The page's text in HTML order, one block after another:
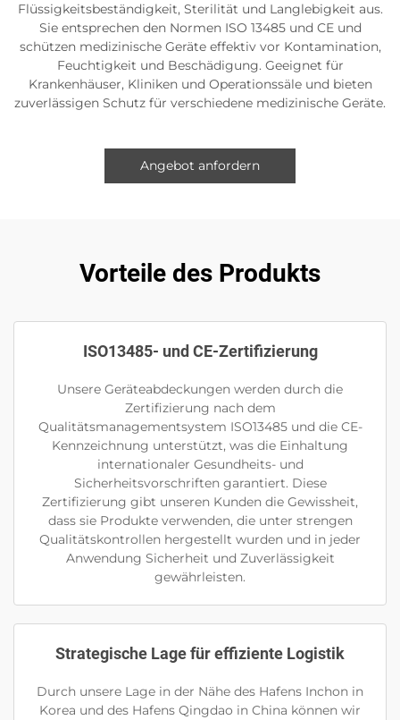
Flüssigkeitsbeständigkeit, Sterilität und Langlebigkeit aus.
Sie entsprechen den Normen ISO 13485 und CE und
schützen medizinische Geräte effektiv vor Kontamination,
Feuchtigkeit und Beschädigung. Geeignet für
Krankenhäuser, Kliniken und Operationssäle und bieten
zuverlässigen Schutz für verschiedene medizinische Geräte.
Angebot anfordern
Vorteile des Produkts
ISO13485- und CE-Zertifizierung
Unsere Geräteabdeckungen werden durch die
Zertifizierung nach dem
Qualitätsmanagementsystem ISO13485 und die CE-
Kennzeichnung unterstützt, was die Einhaltung
internationaler Gesundheits- und
Sicherheitsvorschriften garantiert. Diese
Zertifizierung gibt unseren Kunden die Gewissheit,
dass sie Produkte verwenden, die unter strengen
Qualitätskontrollen hergestellt wurden und in jeder
Anwendung Sicherheit und Zuverlässigkeit
gewährleisten.
Strategische Lage für effiziente Logistik
Durch unsere Lage in der Nähe des Hafens Inchon in
Korea und des Hafens Qingdao in China können wir